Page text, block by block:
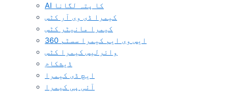
AI کا پتہ لگانا
کیمرا ڈی وی آر کٹس
کیمرا مانیٹر کٹس
360 ایس وی ایم کیمرا سسٹم
وائرلیس کیمرا کٹس
ڈیشکام
ایچ ڈی کیمرا
آئی پی کیمرا